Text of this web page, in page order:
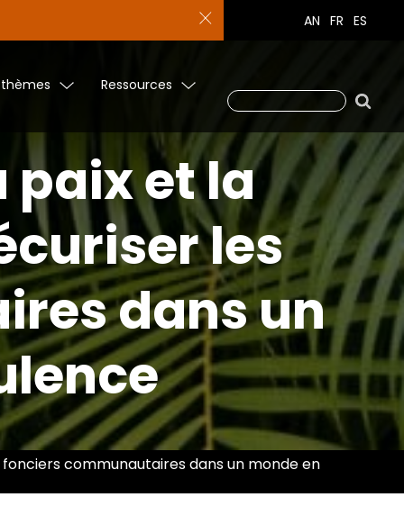
AN FR ES
thèmes Ressources
paix et la
les
dans un
communautaires dans un monde en